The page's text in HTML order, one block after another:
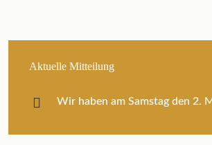
Aktuelle Mitteilung
Wir haben am Samstag den 2.